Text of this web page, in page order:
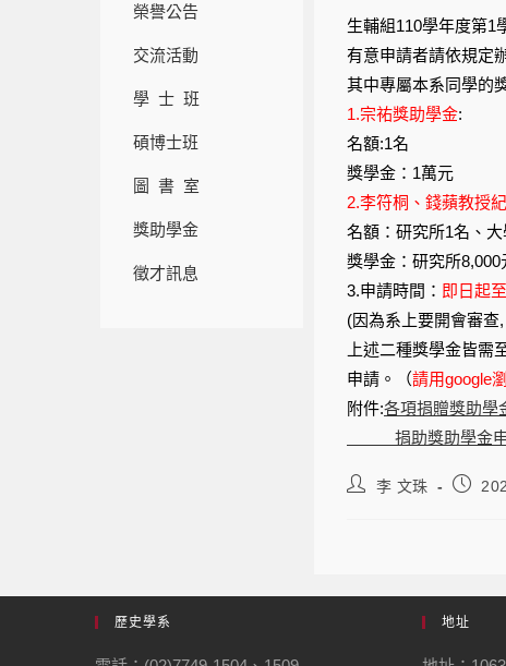
榮譽公告
交流活動
學 士 班
碩博士班
圖 書 室
獎助學金
徵才訊息
生輔組110學年度第1
有意申請者請依規定
其中專屬本系同學的
1.宗祐獎助學金:
名額:1名
獎學金：1萬元
2.李符桐、錢蘋教授
名額：研究所1名、大
獎學金：研究所
3.申請時間： 即日起
(因為系上要開會審查
上述二種獎學金皆
申請。（請用google
附件:各項捐贈獎助學
捐助獎助學金申
李 文珠
歷史學系 地址